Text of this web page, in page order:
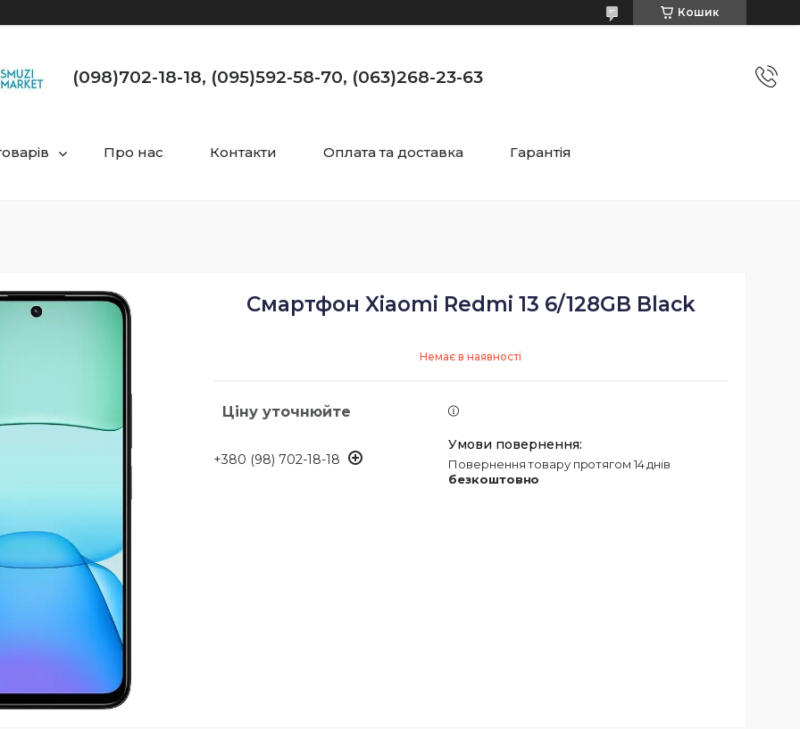
Кошик
(098)702-18-18, (095)592-58-70, (063)268-23-63
Про нас Контакти Оплата та доставка Гарантія
Смартфон Xiaomi Redmi 13 6/128GB Black
Немає в наявності
Ціну уточнюйте
+380 (98) 702-18-18
повернення товару протягом 14 днів
безкоштовно